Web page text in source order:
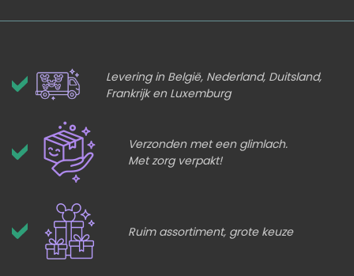
Levering in België, Nederland, Duitsland,
Frankrijk en Luxemburg
Verzonden met een glimlach.
Met zorg verpakt!
Ruim assortiment, grote keuze